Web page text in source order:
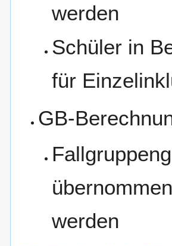
werden
Schüler in
für
GB-
werden